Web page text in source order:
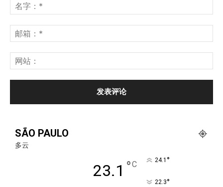
SÃO PAULO
多云
23.1 °C 24.1 °
22.3°